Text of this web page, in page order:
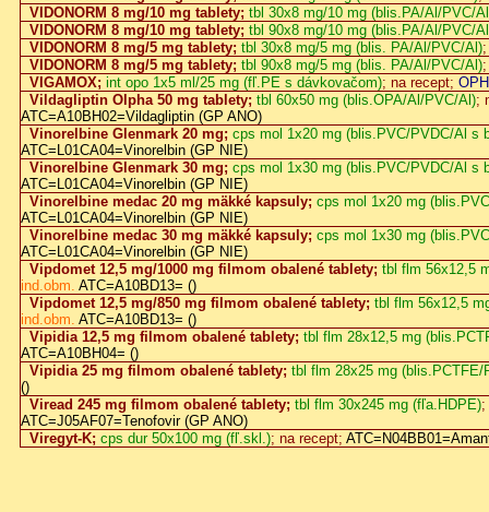
VIDONORM 8 mg/10 mg tablety; tbl 30x8 mg/10 mg (blis.PA/Al/PVC/
VIDONORM 8 mg/10 mg tablety; tbl 90x8 mg/10 mg (blis.PA/Al/PVC/
VIDONORM 8 mg/5 mg tablety; tbl 30x8 mg/5 mg (blis. PA/Al/PVC/Al)
VIDONORM 8 mg/5 mg tablety; tbl 90x8 mg/5 mg (blis. PA/Al/PVC/Al)
VIGAMOX; int opo 1x5 ml/25 mg (fľ.PE s dávkovačom); na recept;
Vildagliptin Olpha 50 mg tablety; tbl 60x50 mg (blis.OPA/Al/PVC/Al);
ATC=A10BH02=Vildagliptin (GP ANO)
Vinorelbine Glenmark 20 mg; cps mol 1x20 mg (blis.PVC/PVDC/Al s
ATC=L01CA04=Vinorelbin (GP NIE)
Vinorelbine Glenmark 30 mg; cps mol 1x30 mg (blis.PVC/PVDC/Al s
ATC=L01CA04=Vinorelbin (GP NIE)
Vinorelbine medac 20 mg mäkké kapsuly; cps mol 1x20 mg
ATC=L01CA04=Vinorelbin (GP NIE)
Vinorelbine medac 30 mg mäkké kapsuly; cps mol 1x30 mg
ATC=L01CA04=Vinorelbin (GP NIE)
Vipdomet 12,5 mg/1000 mg filmom obalené tablety; tbl flm 56x12,5
ind.obm. ATC=A10BD13= ()
Vipdomet 12,5 mg/850 mg filmom obalené tablety; tbl flm 56x12,5
ind.obm. ATC=A10BD13= ()
Vipidia 12,5 mg filmom obalené tablety; tbl flm 28x12,5 mg
ATC=A10BH04= ()
Vipidia 25 mg filmom obalené tablety; tbl flm 28x25 mg (blis.PCTFE/
()
Viread 245 mg filmom obalené tablety; tbl flm 30x245 mg (fľa.HDPE);
ATC=J05AF07=Tenofovir (GP ANO)
Viregyt-K; cps dur 50x100 mg (fľ.skl.); na recept;